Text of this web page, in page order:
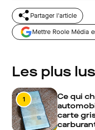
Partager l'article
Mettre Roole Média
Les plus lus
1
Ce qui
carte